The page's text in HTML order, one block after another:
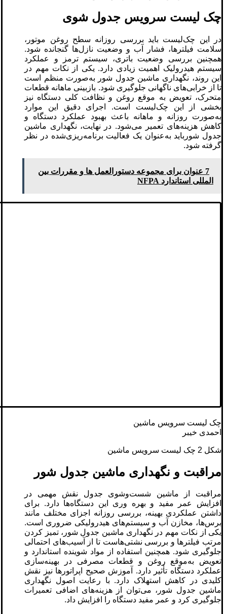
چک‌ لیست سرویس جدول ‌شوی
در این چک‌لیست باید بررسی روزانه سطح روغن موتور،
سلامت فیلترها، فشار آب و وضعیت نازل‌ها گنجانده شود.
همچنین بررسی وضعیت باتری، سیستم ترمز و عملکرد
سیستم هیدرولیک اهمیت زیادی دارد. یکی از نکات مهم در
این روند، نگهداری ماشین جدول شور به‌صورت منظم است
تا از خرابی‌های ناگهانی جلوگیری شود. بازبینی ماهانه قطعات
متحرک، تعویض به‌ موقع روغن و نظافت کلی دستگاه نیز
بخشی از این چک‌لیست است. اجرای دقیق این موارد
به‌صورت روزانه و ماهانه باعث بهبود عملکرد دستگاه و
کاهش هزینه‌های تعمیر می‌شود. در نهایت، نگهداری ماشین
جدول شورباید به‌عنوان یک فعالیت برنامه‌ریزی‌شده در نظر
گرفته شود.
7 عنوان برای مجموعه دستورالعمل ها و مقررات بین
المللی استاندارد NFPA
چک‌ لیست سرویس ماشین
احمدی خیبر
شکل 2 چک‌ لیست سرویس ماشین
مراقبت و نگهداری ماشین جدول شور
مراقبت از ماشین شست‌وشوی جدول نقش مهمی در
افزایش عمر مفید و بهره ‌وری این دستگاه‌ها دارد. برای
داشتن عملکردی بهینه، بررسی روزانه اجزای مختلف مانند
برس‌ها، مخازن آب و سیستم‌های هیدرولیکی ضروری است.
یکی از نکات مهم در نگهداری ماشین جدول شور، تمیز کردن
مرتب فیلترها و بررسی نشتی‌هاست تا از آسیب‌های احتمالی
جلوگیری شود. همچنین استفاده از مواد شوینده استاندارد و
تعویض به‌موقع روغن و قطعات مصرفی در بهینه‌سازی
عملکرد دستگاه تأثیر دارد. آموزش صحیح اپراتورها نیز نقش
کلیدی در کاهش استهلاک دارد. با رعایت اصول نگهداری
ماشین جدول شور، می‌توان از هزینه‌های اضافی تعمیرات
جلوگیری کرد و عمر مفید دستگاه را افزایش داد.